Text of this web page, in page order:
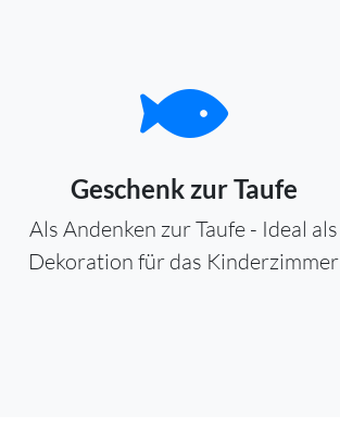
Geschenk zur Taufe
Als Andenken zur Taufe - Ideal als
Dekoration für das Kinderzimmer